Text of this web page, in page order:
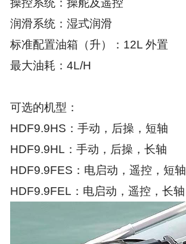
操控系统：操舵及遥控
润滑系统：湿式润滑
标准配置油箱（升）：12L 外置
最大油耗：4L/H
可选的机型：
HDF9.9HS：手动，后操，短轴
HDF9.9HL：手动，后操，长轴
HDF9.9FES：电启动，遥控，短轴
HDF9.9FEL：电启动，遥控，长轴